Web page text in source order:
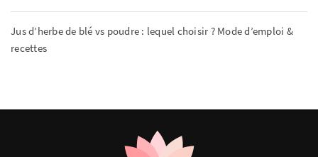
Jus d’herbe de blé vs poudre : lequel choisir ? Mode d’emploi &
recettes
AMICAL